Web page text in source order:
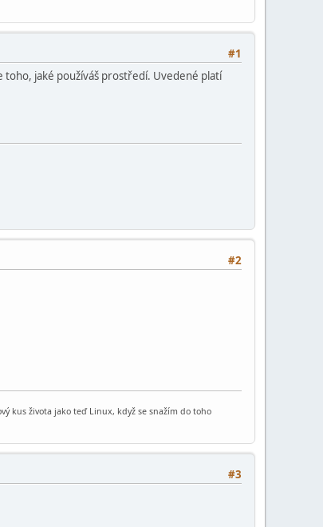
#1
toho, jaké používáš prostředí. Uvedené platí
#2
kus života jako teď Linux, když se snažím do toho
#3